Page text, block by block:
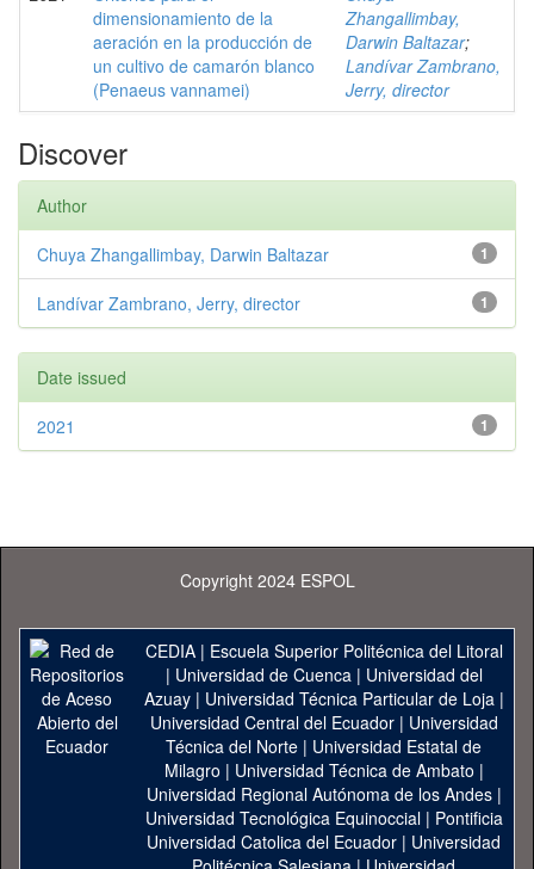
dimensionamiento de la
aeración en la producción de
un cultivo de camarón blanco
(Penaeus vannamei)
Zhangallimbay,
Darwin Baltazar;
Landívar Zambrano,
Jerry, director
Discover
Author
1
Chuya Zhangallimbay, Darwin Baltazar
1
Landívar Zambrano, Jerry, director
Date issued
1
2021
Copyright 2024 ESPOL
CEDIA| Escuela Superior Politécnica del Litoral
| Universidad de Cuenca| Universidad del
Azuay| Universidad Técnica Particular de Loja|
Universidad Central del Ecuador| Universidad
Técnica del Norte | Universidad Estatal de
Milagro | Universidad Técnica de Ambato |
Universidad Regional Autónoma de los Andes|
Universidad Tecnológica Equinoccial| Pontificia
Universidad Catolica del Ecuador | Universidad